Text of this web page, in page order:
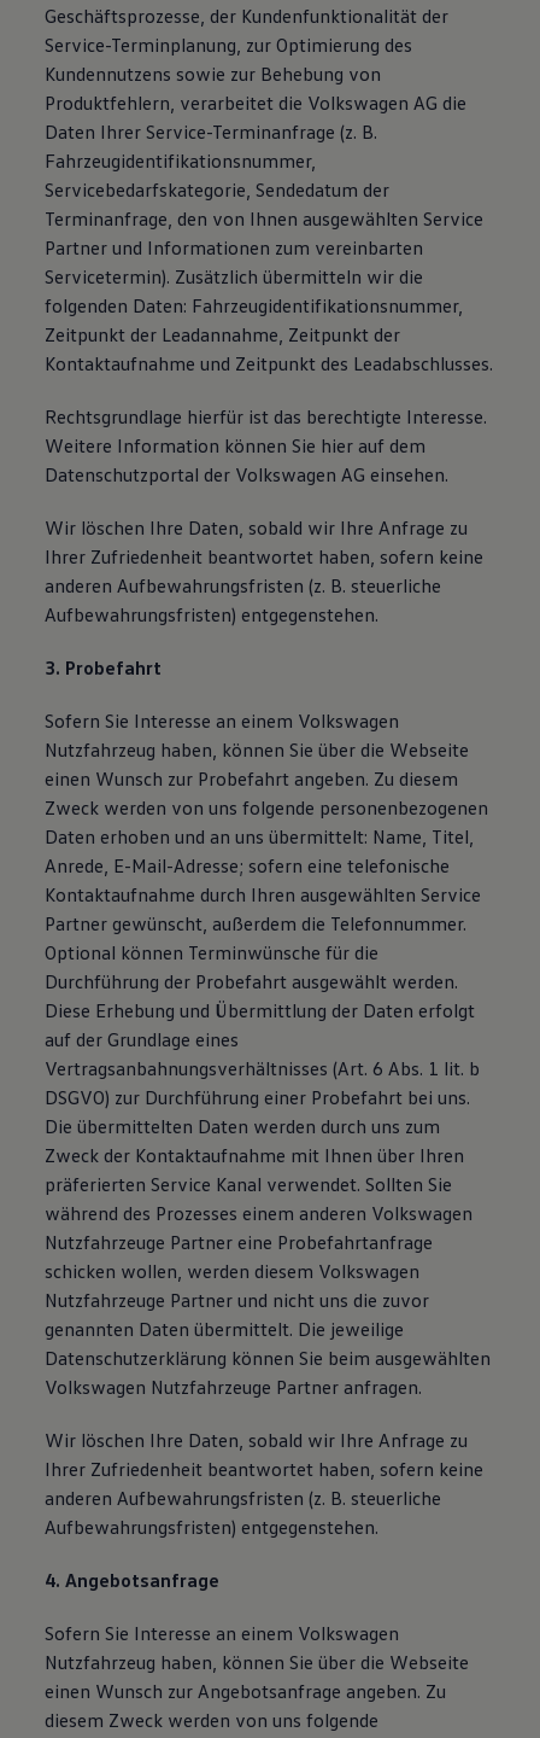
Geschäftsprozesse, der Kundenfunktionalität der
Service-Terminplanung, zur Optimierung des
Kundennutzens sowie zur Behebung von
Produktfehlern, verarbeitet die Volkswagen AG die
Daten Ihrer Service-Terminanfrage (z. B.
Fahrzeugidentifikationsnummer,
Servicebedarfskategorie, Sendedatum der
Terminanfrage, den von Ihnen ausgewählten Service
Partner und Informationen zum vereinbarten
Servicetermin). Zusätzlich übermitteln wir die
folgenden Daten: Fahrzeugidentifikationsnummer,
Zeitpunkt der Leadannahme, Zeitpunkt der
Kontaktaufnahme und Zeitpunkt des Leadabschlusses.
Rechtsgrundlage hierfür ist das berechtigte Interesse.
Weitere Information können Sie hier auf dem
Datenschutzportal der Volkswagen AG einsehen.
Wir löschen Ihre Daten, sobald wir Ihre Anfrage zu
Ihrer Zufriedenheit beantwortet haben, sofern keine
anderen Aufbewahrungsfristen (z. B. steuerliche
Aufbewahrungsfristen) entgegenstehen.
3. Probefahrt
Sofern Sie Interesse an einem Volkswagen
Nutzfahrzeug haben, können Sie über die Webseite
einen Wunsch zur Probefahrt angeben. Zu diesem
Zweck werden von uns folgende personenbezogenen
Daten erhoben und an uns übermittelt: Name, Titel,
Anrede, E-Mail-Adresse; sofern eine telefonische
Kontaktaufnahme durch Ihren ausgewählten Service
Partner gewünscht, außerdem die Telefonnummer.
Optional können Terminwünsche für die
Durchführung der Probefahrt ausgewählt werden.
Diese Erhebung und Übermittlung der Daten erfolgt
auf der Grundlage eines
Vertragsanbahnungsverhältnisses (Art. 6 Abs. 1 lit. b
DSGVO) zur Durchführung einer Probefahrt bei uns.
Die übermittelten Daten werden durch uns zum
Zweck der Kontaktaufnahme mit Ihnen über Ihren
präferierten Service Kanal verwendet. Sollten Sie
während des Prozesses einem anderen Volkswagen
Nutzfahrzeuge Partner eine Probefahrtanfrage
schicken wollen, werden diesem Volkswagen
Nutzfahrzeuge Partner und nicht uns die zuvor
genannten Daten übermittelt. Die jeweilige
Datenschutzerklärung können Sie beim ausgewählten
Volkswagen Nutzfahrzeuge Partner anfragen.
Wir löschen Ihre Daten, sobald wir Ihre Anfrage zu
Ihrer Zufriedenheit beantwortet haben, sofern keine
anderen Aufbewahrungsfristen (z. B. steuerliche
Aufbewahrungsfristen) entgegenstehen.
4. Angebotsanfrage
Sofern Sie Interesse an einem Volkswagen
Nutzfahrzeug haben, können Sie über die Webseite
einen Wunsch zur Angebotsanfrage angeben. Zu
diesem Zweck werden von uns folgende